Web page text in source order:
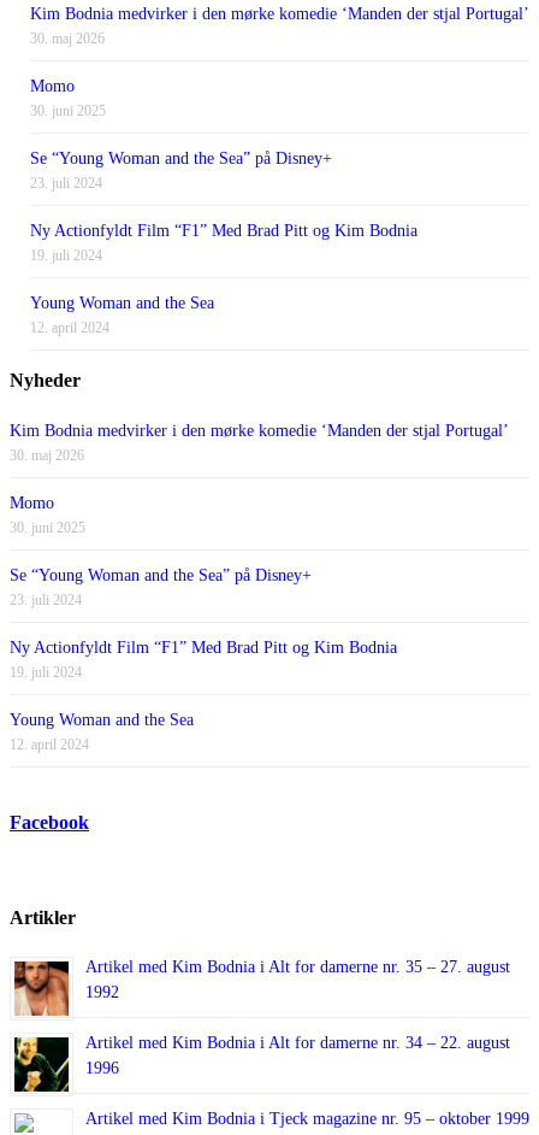
Kim Bodnia medvirker i den mørke komedie ‘Manden der stjal Portugal’
30. maj 2026
Momo
30. juni 2025
Se “Young Woman and the Sea” på Disney+
23. juli 2024
Ny Actionfyldt Film “F1” Med Brad Pitt og Kim Bodnia
19. juli 2024
Young Woman and the Sea
12. april 2024
Nyheder
Kim Bodnia medvirker i den mørke komedie ‘Manden der stjal Portugal’
30. maj 2026
Momo
30. juni 2025
Se “Young Woman and the Sea” på Disney+
23. juli 2024
Ny Actionfyldt Film “F1” Med Brad Pitt og Kim Bodnia
19. juli 2024
Young Woman and the Sea
12. april 2024
Facebook
Artikler
Artikel med Kim Bodnia i Alt for damerne nr. 35 – 27. august
1992
Artikel med Kim Bodnia i Alt for damerne nr. 34 – 22. august
1996
Artikel med Kim Bodnia i Tjeck magazine nr. 95 – oktober 1999